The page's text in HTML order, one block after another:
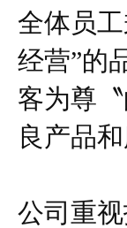
全体员
经营”的
客为尊
良产品和
公司重